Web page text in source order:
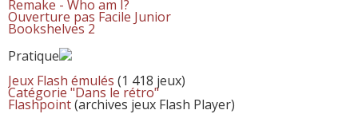
Remake - Who am I?
Ouverture pas Facile Junior
Bookshelves 2
Pratique
Jeux Flash émulés (1 418 jeux)
Catégorie "Dans le rétro"
Flashpoint(archives jeux Flash Player)